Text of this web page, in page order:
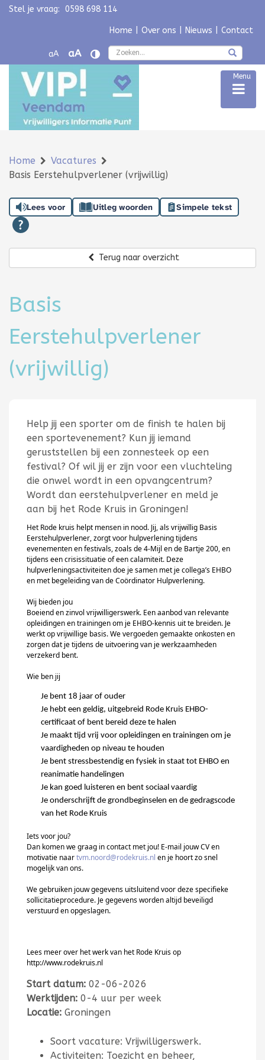
Navigatie overslaan
Stel je vraag: 0598 698 114
Home Over ons Nieuws Contact
aA aA
Menu
Home
Vacatures
Basis Eerstehulpverlener (vrijwillig)
Lees voor Uitleg woorden Simpele tekst
Terug naar overzicht
Basis
Eerstehulpverlener
(vrijwillig)
Help jij een sporter om de finish te halen bij
een sportevenement? Kun jij iemand
geruststellen bij een zonnesteek op een
festival? Of wil jij er zijn voor een vluchteling
die onwel wordt in een opvangcentrum?
Wordt dan eerstehulpverlener en meld je
aan bij het Rode Kruis in Groningen!
Het Rode kruis helpt mensen in nood. Jij, alsvrijwillig Basis
Eerstehulpverlener,zorgt voor hulpverleningtijdens
evenementenen festivals,zoalsde 4-Mijl ende Bartje 200,en
tijdenseen crisissituatie of eencalamiteit. Deze
hulpverleningsactiviteitendoe je samen met jecollega’s EHBO
en met begeleiding van de Coördinator Hulpverlening.
Wij bieden jou
Boeiend en zinvol vrijwilligerswerk. Een aanbod van relevante
opleidingen en trainingen om je EHBO-kennis uit te breiden. Je
werkt op vrijwillige basis. We vergoeden gemaakte onkosten en
zorgen dat je tijdens de uitvoering van je werkzaamheden
verzekerd bent.
Wie ben jij
Je bent 18 jaar of ouder
Je hebt een geldig, uitgebreid Rode Kruis EHBO-
certificaat of bent bereid deze te halen
Je maakt tijd vrij voor opleidingen en trainingen om je
vaardigheden op niveau te houden
Je bent stressbestendig en fysiek in staat tot EHBO en
reanimatie handelingen
Je kan goed luisteren en bent sociaal vaardig
Je onderschrijft de grondbeginselen en de gedragscode
van het Rode Kruis
Iets voor jou?
Dan komen we graag in contact met jou! E-mail jouw CV en
motivatie naartvm.noord@rodekruis.nl en je hoort zo snel
mogelijk van ons.
We gebruiken jouw gegevens uitsluitend voor deze specifieke
sollicitatieprocedure. Je gegevens worden altijd beveiligd
verstuurd en opgeslagen.
Lees meer over het werk van het Rode Kruis op
http://www.rodekruis.nl
Start datum: 02-06-2026
Werktijden: 0-4 uur per week
Locatie: Groningen
Soort vacature: Vrijwilligerswerk.
Activiteiten: Toezicht en beheer,